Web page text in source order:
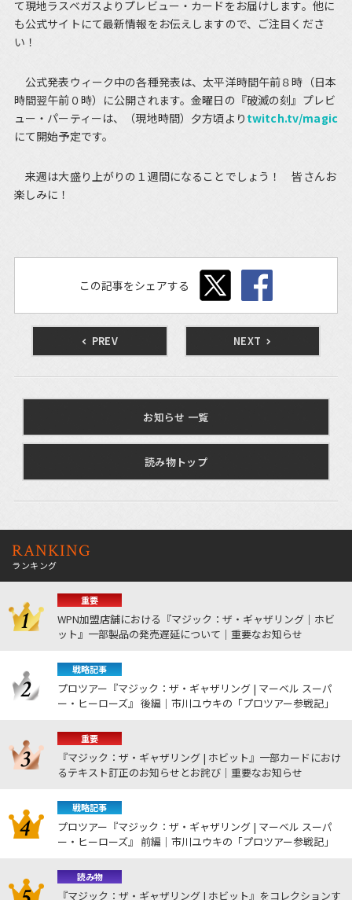
て現地ラスベガスよりプレビュー・カードをお届けします。他に
も公式サイトにて最新情報をお伝えしますので、ご注目くださ
い！
公式発表ウィーク中の各種発表は、太平洋時間午前８時（日本
時間翌午前０時）に公開されます。金曜日の『破滅の刻』プレビ
ュー・パーティーは、（現地時間）夕方頃より twitch.tv/magic
にて開始予定です。
来週は大盛り上がりの１週間になることでしょう！ 皆さんお
楽しみに！
この記事をシェアする
PREV NEXT
お知らせ 一覧
読み物トップ
RANKING
ランキング
重要
WPN加盟店舗における『マジック：ザ・ギャザリング｜ホビ
ット』一部製品の発売遅延について｜重要なお知らせ
戦略記事
プロツアー『マジック：ザ・ギャザリング | マーベル スーパ
ー・ヒーローズ』 後編｜市川ユウキの「プロツアー参戦記」
重要
『マジック：ザ・ギャザリング | ホビット』一部カードにおけ
るテキスト訂正のお知らせとお詫び｜重要なお知らせ
戦略記事
プロツアー『マジック：ザ・ギャザリング | マーベル スーパ
ー・ヒーローズ』 前編｜市川ユウキの「プロツアー参戦記」
読み物
『マジック：ザ・ギャザリング | ホビット』をコレクションす